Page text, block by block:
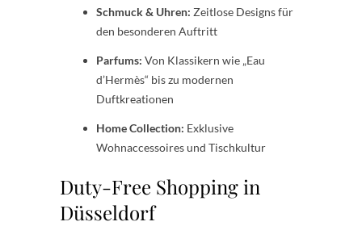
Schmuck & Uhren: Zeitlose Designs für
den besonderen Auftritt
Parfums: Von Klassikern wie „Eau
d’Hermès“ bis zu modernen
Duftkreationen
Home Collection: Exklusive
Wohnaccessoires und Tischkultur
Duty-Free Shopping in
Düsseldorf